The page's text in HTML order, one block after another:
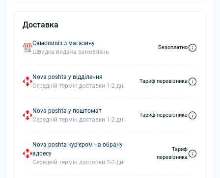
Доставка
Самовивіз з магазину
Швидка видача замовлень
Безоплатно
Nova poshta у відділення
Середній термін доставки 1-2 дні
Тариф перевізника
Nova poshta у поштомат
Середній термін доставки 1-2 дні
Тариф перевізника
Nova poshta кур'єром на обрану
адресу
Середній термін доставки 2-3 дні
Тариф
перевізника